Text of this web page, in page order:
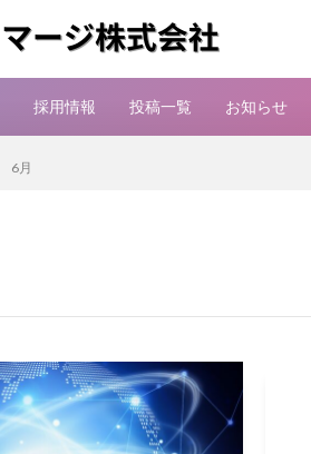
採用情報 投稿一覧 お知らせ
6月